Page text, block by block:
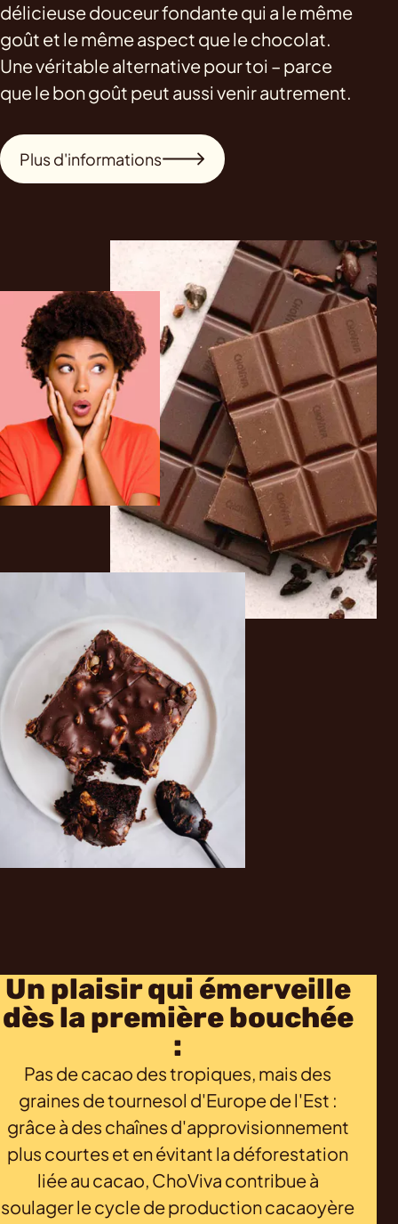
délicieuse douceur fondante qui a le même
goût et le même aspect que le chocolat.
Une véritable alternative pour toi – parce
que le bon goût peut aussi venir autrement.
Plus d'informations
Un plaisir qui émerveille
dès la première bouchée
:
Pas de cacao des tropiques, mais des
graines de tournesol d'Europe de l'Est :
grâce à des chaînes d'approvisionnement
plus courtes et en évitant la déforestation
liée au cacao, ChoViva contribue à
soulager le cycle de production cacaoyère